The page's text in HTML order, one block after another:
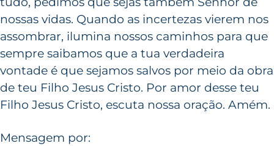
nossas vidas. Quando as incertezas vierem nos
assombrar, ilumina nossos caminhos para que
sempre saibamos que a tua verdadeira
vontade é que sejamos salvos por meio da obra
de teu Filho Jesus Cristo. Por amor desse teu
Filho Jesus Cristo, escuta nossa oração. Amém.
Mensagem por: